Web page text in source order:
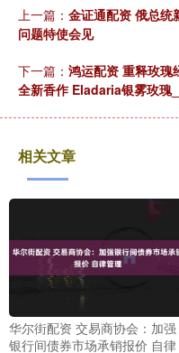
上一篇： 金证通配资 俄总统
问题特使会见
下一篇： 鸿运配资 重释玫瑰
全新香作 Eladaria银雾玫瑰
相关文章
华尔街配资 交易商协会：加强
银行间债券市场承销报价 自律